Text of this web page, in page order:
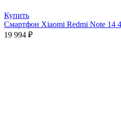
Купить
Смартфон Xiaomi Redmi Note 14
19 994 ₽